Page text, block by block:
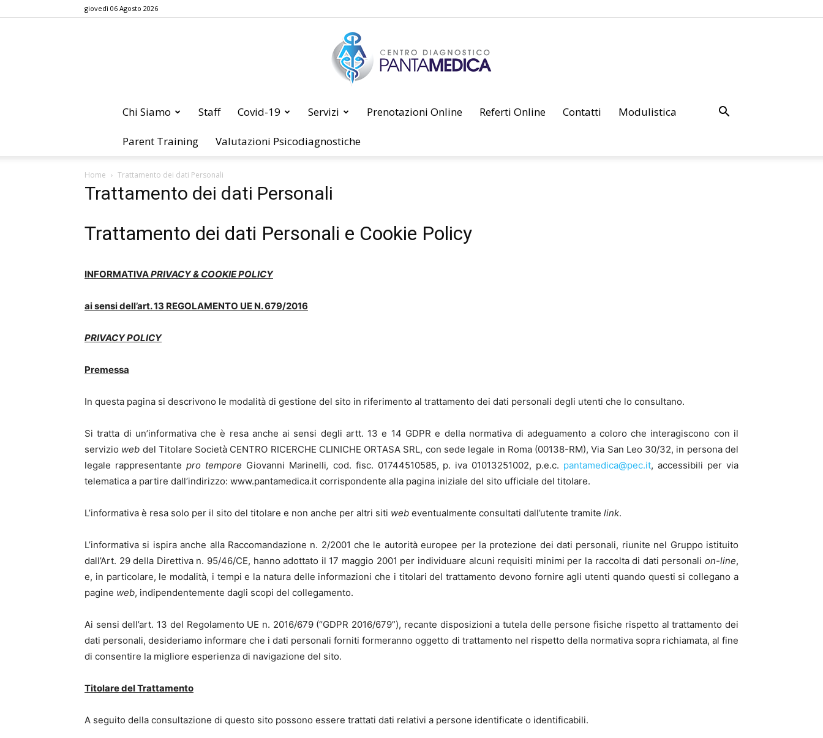
giovedì 06 Agosto 2026
Chi Siamo Staff Covid-19 Servizi Prenotazioni Online Referti Online Contatti Modulistica
Parent Training Valutazioni Psicodiagnostiche
Home Trattamento dei dati Personali
Trattamento dei dati Personali
Trattamento dei dati Personali e Cookie Policy
INFORMATIVAPRIVACY & COOKIE POLICY
ai sensi dell’art. 13 REGOLAMENTO UE N. 679/2016
PRIVACY POLICY
Premessa
In questa pagina si descrivono le modalità di gestione del sito in riferimento al trattamento dei dati personali degli utenti che lo consultano.
Si tratta di un’informativa che è resa anche ai sensi degli artt. 13 e 14 GDPR e della normativa di adeguamento a coloro che interagiscono con il
servizio web del Titolare Società CENTRO RICERCHE CLINICHE ORTASA SRL, con sede legale in Roma (00138-RM), Via San Leo 30/32, in persona del
legale rappresentante pro tempore Giovanni Marinelli, cod. fisc. 01744510585, p. iva 01013251002, p.e.c. pantamedica@pec.it, accessibili per via
telematica a partire dall’indirizzo: www.pantamedica.it corrispondente alla pagina iniziale del sito ufficiale del titolare.
L’informativa è resa solo per il sito del titolare e non anche per altri siti web eventualmente consultati dall’utente tramite link.
L’informativa si ispira anche alla Raccomandazione n. 2/2001 che le autorità europee per la protezione dei dati personali, riunite nel Gruppo istituito
dall’Art. 29 della Direttiva n. 95/46/CE, hanno adottato il 17 maggio 2001 per individuare alcuni requisiti minimi per la raccolta di dati personali on-line,
e, in particolare, le modalità, i tempi e la natura delle informazioni che i titolari del trattamento devono fornire agli utenti quando questi si collegano a
pagine web, indipendentemente dagli scopi del collegamento.
Ai sensi dell’art. 13 del Regolamento UE n. 2016/679 (“GDPR 2016/679”), recante disposizioni a tutela delle persone fisiche rispetto al trattamento dei
dati personali, desideriamo informare che i dati personali forniti formeranno oggetto di trattamento nel rispetto della normativa sopra richiamata, al fine
di consentire la migliore esperienza di navigazione del sito.
Titolare del Trattamento
A seguito della consultazione di questo sito possono essere trattati dati relativi a persone identificate o identificabili.